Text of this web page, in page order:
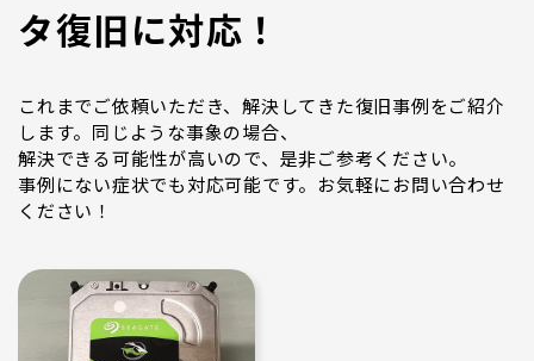
タ復旧に対応！
これまでご依頼いただき、解決してきた復旧事例をご紹介
します。同じような事象の場合、
解決できる可能性が高いので、是非ご参考ください。
事例にない症状でも対応可能です。お気軽にお問い合わせ
ください！